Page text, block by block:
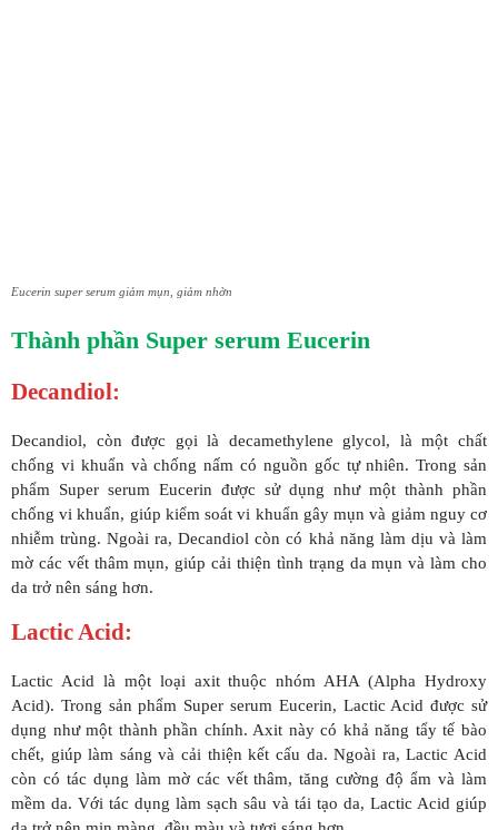
Eucerin super serum giảm mụn, giảm nhờn
Thành phần Super serum Eucerin
Decandiol:
Decandiol, còn được gọi là decamethylene glycol, là một chất
chống vi khuẩn và chống nấm có nguồn gốc tự nhiên. Trong sản
phẩm Super serum Eucerin được sử dụng như một thành phần
chống vi khuẩn, giúp kiểm soát vi khuẩn gây mụn và giảm nguy cơ
nhiễm trùng. Ngoài ra, Decandiol còn có khả năng làm dịu và làm
mờ các vết thâm mụn, giúp cải thiện tình trạng da mụn và làm cho
da trở nên sáng hơn.
Lactic Acid:
Lactic Acid là một loại axit thuộc nhóm AHA (Alpha Hydroxy
Acid). Trong sản phẩm Super serum Eucerin, Lactic Acid được sử
dụng như một thành phần chính. Axit này có khả năng tẩy tế bào
chết, giúp làm sáng và cải thiện kết cấu da. Ngoài ra, Lactic Acid
còn có tác dụng làm mờ các vết thâm, tăng cường độ ẩm và làm
mềm da. Với tác dụng làm sạch sâu và tái tạo da, Lactic Acid giúp